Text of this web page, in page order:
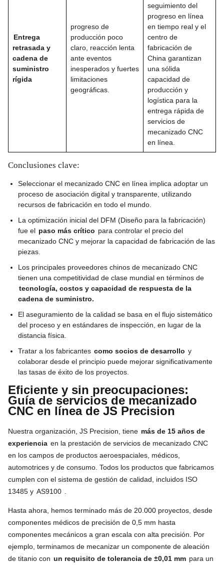
Entrega
retrasada y
cadena de
suministro
rígida
progreso de
producción poco
claro, reacción lenta
ante eventos
inesperados y fuertes
limitaciones
geográficas.
seguimiento del
progreso en línea
en tiempo real y el
centro de
fabricación de
China garantizan
una sólida
capacidad de
producción y
logística para la
entrega rápida de
servicios de
mecanizado CNC
en línea.
Conclusiones clave:
Seleccionar el mecanizado CNC en línea implica adoptar un
proceso de asociación digital y transparente, utilizando
recursos de fabricación en todo el mundo.
La optimización inicial del DFM (Diseño para la fabricación)
fue el paso más crítico para controlar el precio del
mecanizado CNC y mejorar la capacidad de fabricación de las
piezas.
Los principales proveedores chinos de mecanizado CNC
tienen una competitividad de clase mundial en términos de
tecnología, costos y capacidad de respuesta de la
cadena de suministro.
El aseguramiento de la calidad se basa en el flujo sistemático
del proceso y en estándares de inspección, en lugar de la
distancia física.
Tratar a los fabricantes como socios de desarrollo y
colaborar desde el principio puede mejorar significativamente
las tasas de éxito de los proyectos.
Eficiente y sin preocupaciones:
Guía de servicios de mecanizado
CNC en línea de JS Precision
Nuestra organización, JS Precision, tiene más de 15 años de
experiencia en la prestación de servicios de mecanizado CNC
en los campos de productos aeroespaciales, médicos,
automotrices y de consumo. Todos los productos que fabricamos
cumplen con el sistema de gestión de calidad, incluidos ISO
13485 y AS9100
Hasta ahora, hemos terminado más de 20.000 proyectos, desde
componentes médicos de precisión de 0,5 mm hasta
componentes mecánicos a gran escala con alta precisión. Por
ejemplo, terminamos de mecanizar un componente de aleación
de titanio con un requisito de tolerancia de ±0,01 mm para un